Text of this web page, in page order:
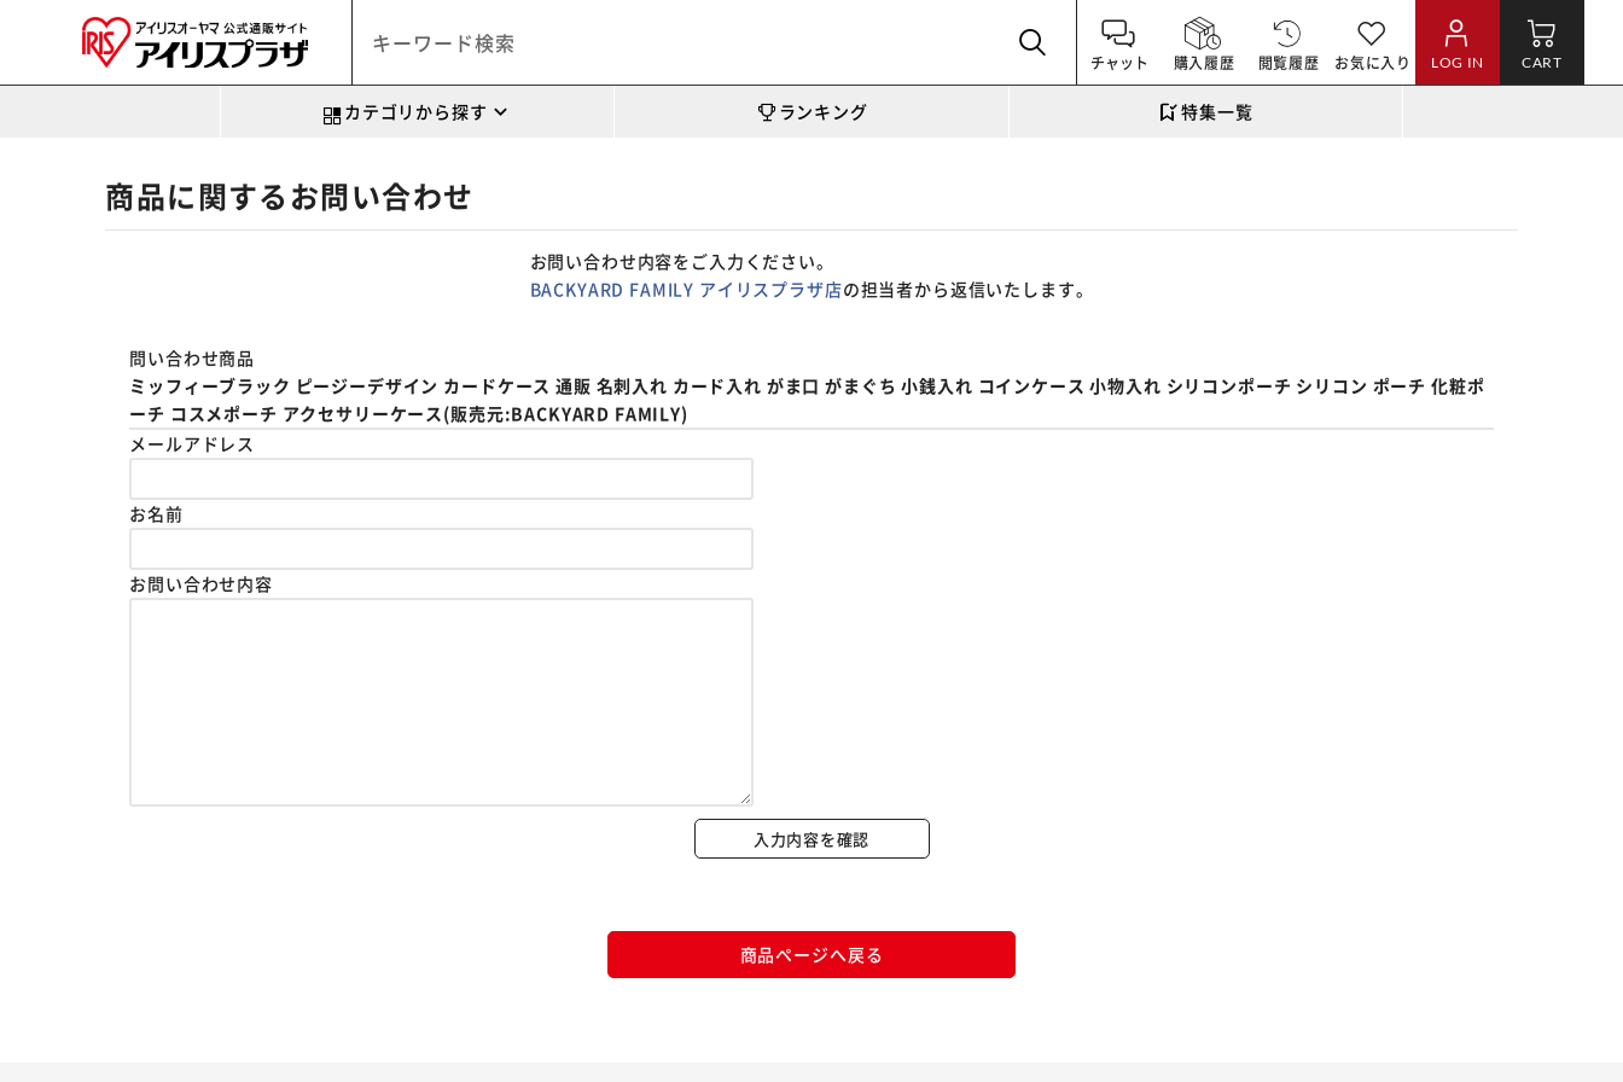
チャット 購入履歴 閲覧履歴 お気に入り LOG IN CART
カテゴリから探す ランキング 特集一覧
商品に関するお問い合わせ
お問い合わせ内容をご入力ください。
BACKYARD FAMILY アイリスプラザ店の担当者から返信いたします。
問い合わせ商品
ミッフィーブラック ピージーデザイン カードケース 通販 名刺入れ カード入れ がま口 がまぐち 小銭入れ コインケース 小物入れ シリコンポーチ シリコン ポーチ 化粧ポ
ーチ コスメポーチ アクセサリーケース(販売元:BACKYARD FAMILY)
メールアドレス
お名前
お問い合わせ内容
入力内容を確認
商品ページへ戻る
カートに入れる